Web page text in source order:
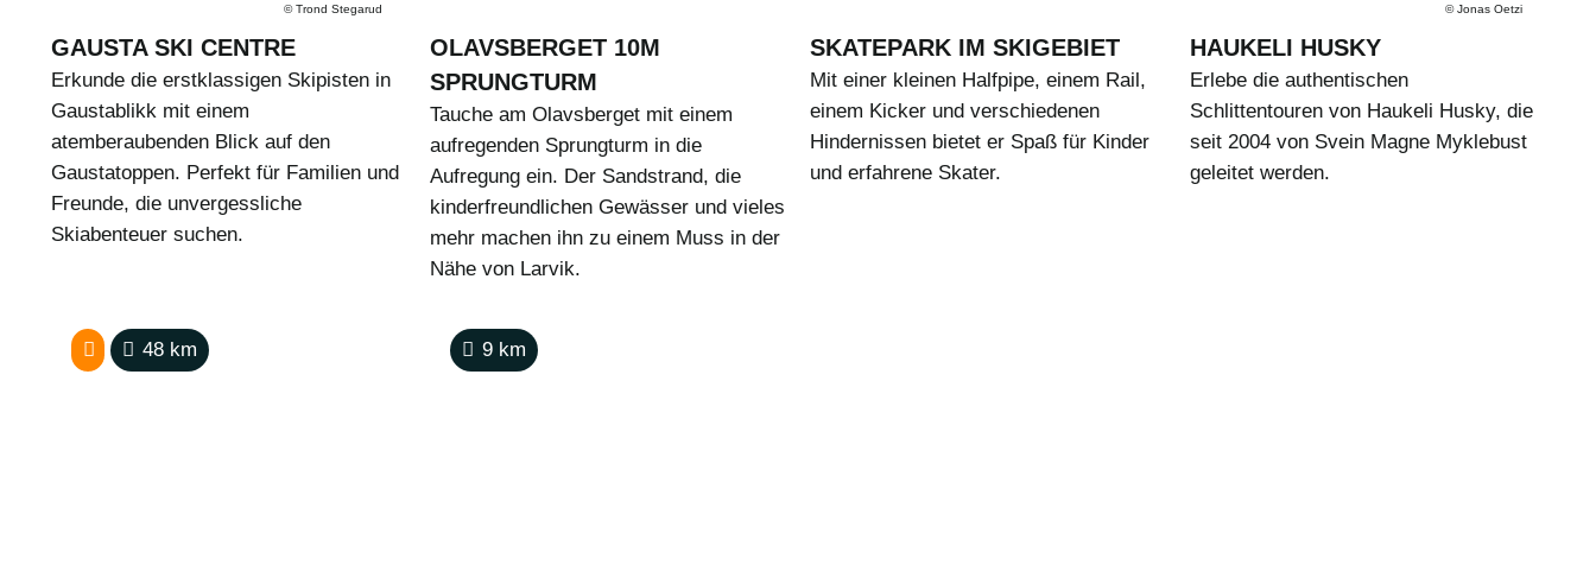
©Trond Stegarud
GAUSTA SKI CENTRE
Erkunde die erstklassigen Skipisten in
Gaustablikk mit einem
atemberaubenden Blick auf den
Gaustatoppen. Perfekt für Familien und
Freunde, die unvergessliche
Skiabenteuer suchen.
OLAVSBERGET 10M
SPRUNGTURM
Tauche am Olavsberget mit einem
aufregenden Sprungturm in die
Aufregung ein. Der Sandstrand, die
kinderfreundlichen Gewässer und vieles
mehr machen ihn zu einem Muss in der
Nähe von Larvik.
SKATEPARK IM SKIGEBIET
Mit einer kleinen Halfpipe, einem Rail,
einem Kicker und verschiedenen
Hindernissen bietet er Spaß für Kinder
und erfahrene Skater.
©Jonas Oetzi
HAUKELI HUSKY
Erlebe die authentischen
Schlittentouren von Haukeli Husky, die
seit 2004 von Svein Magne Myklebust
geleitet werden.
48 km 9 km